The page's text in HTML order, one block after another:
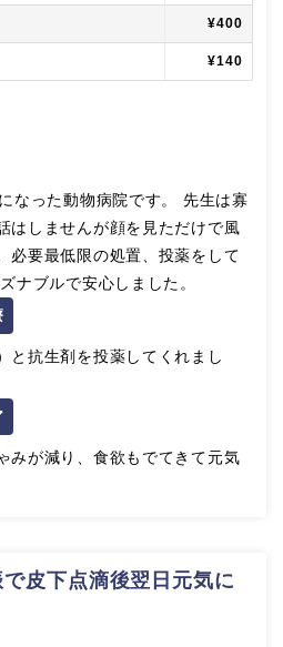
¥400
¥140
なった動物病院です。 先生は寡
はしませんが顔を見ただけで風
必要最低限の処置、投薬をして
ナブルで安心しました。
と抗生剤を投薬してくれまし
みが減り、食欲もでてきて元気
皮下点滴後翌日元気に